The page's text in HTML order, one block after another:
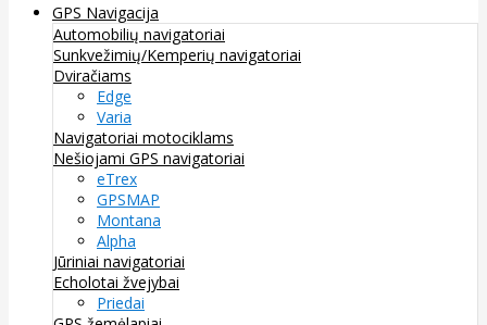
GPS Navigacija
Automobilių navigatoriai
Sunkvežimių/Kemperių navigatoriai
Dviračiams
Edge
Varia
Navigatoriai motociklams
Nešiojami GPS navigatoriai
eTrex
GPSMAP
Montana
Alpha
Jūriniai navigatoriai
Echolotai žvejybai
Priedai